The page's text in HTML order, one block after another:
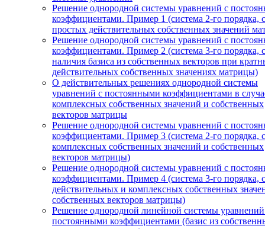
Решение однородной системы уравнений с
коэффициентами. Пример 1 (система 2-го порядка,
простых действительных собственных значений
Решение однородной системы уравнений с
коэффициентами. Пример 2 (система 3-го порядка,
наличия базиса из собственных векторов при
действительных собственных значениях матрицы)
О действительных решениях однородной системы
уравнений с постоянными коэффициентами в
комплексных собственных значений и собственных
векторов матрицы
Решение однородной системы уравнений с
коэффициентами. Пример 3 (система 2-го порядка,
комплексных собственных значений и собственных
векторов матрицы)
Решение однородной системы уравнений с
коэффициентами. Пример 4 (система 3-го порядка,
действительных и комплексных собственных
собственных векторов матрицы)
Решение однородной линейной системы
постоянными коэффициентами (базис из